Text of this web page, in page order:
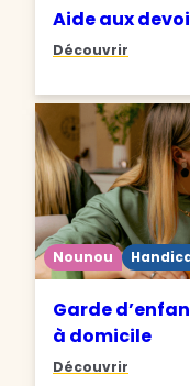
Aide aux
Découvrir
Nounou
Garde
à domicile
Découvrir